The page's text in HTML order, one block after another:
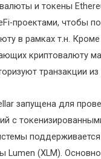
и токены
проектами, чтобы
в рамках т.н.
криптовалюту
транзакции
запущена для
с
Lumen (XLM).